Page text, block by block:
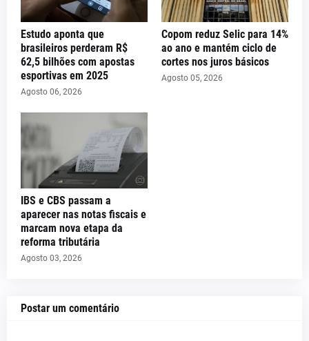
Estudo aponta que
brasileiros perderam R$
62,5 bilhões com apostas
esportivas em 2025
Agosto 06, 2026
Copom reduz Selic para 14%
ao ano e mantém ciclo de
cortes nos juros básicos
Agosto 05, 2026
IBS e CBS passam a
aparecer nas notas fiscais e
marcam nova etapa da
reforma tributária
Agosto 03, 2026
Postar um comentário